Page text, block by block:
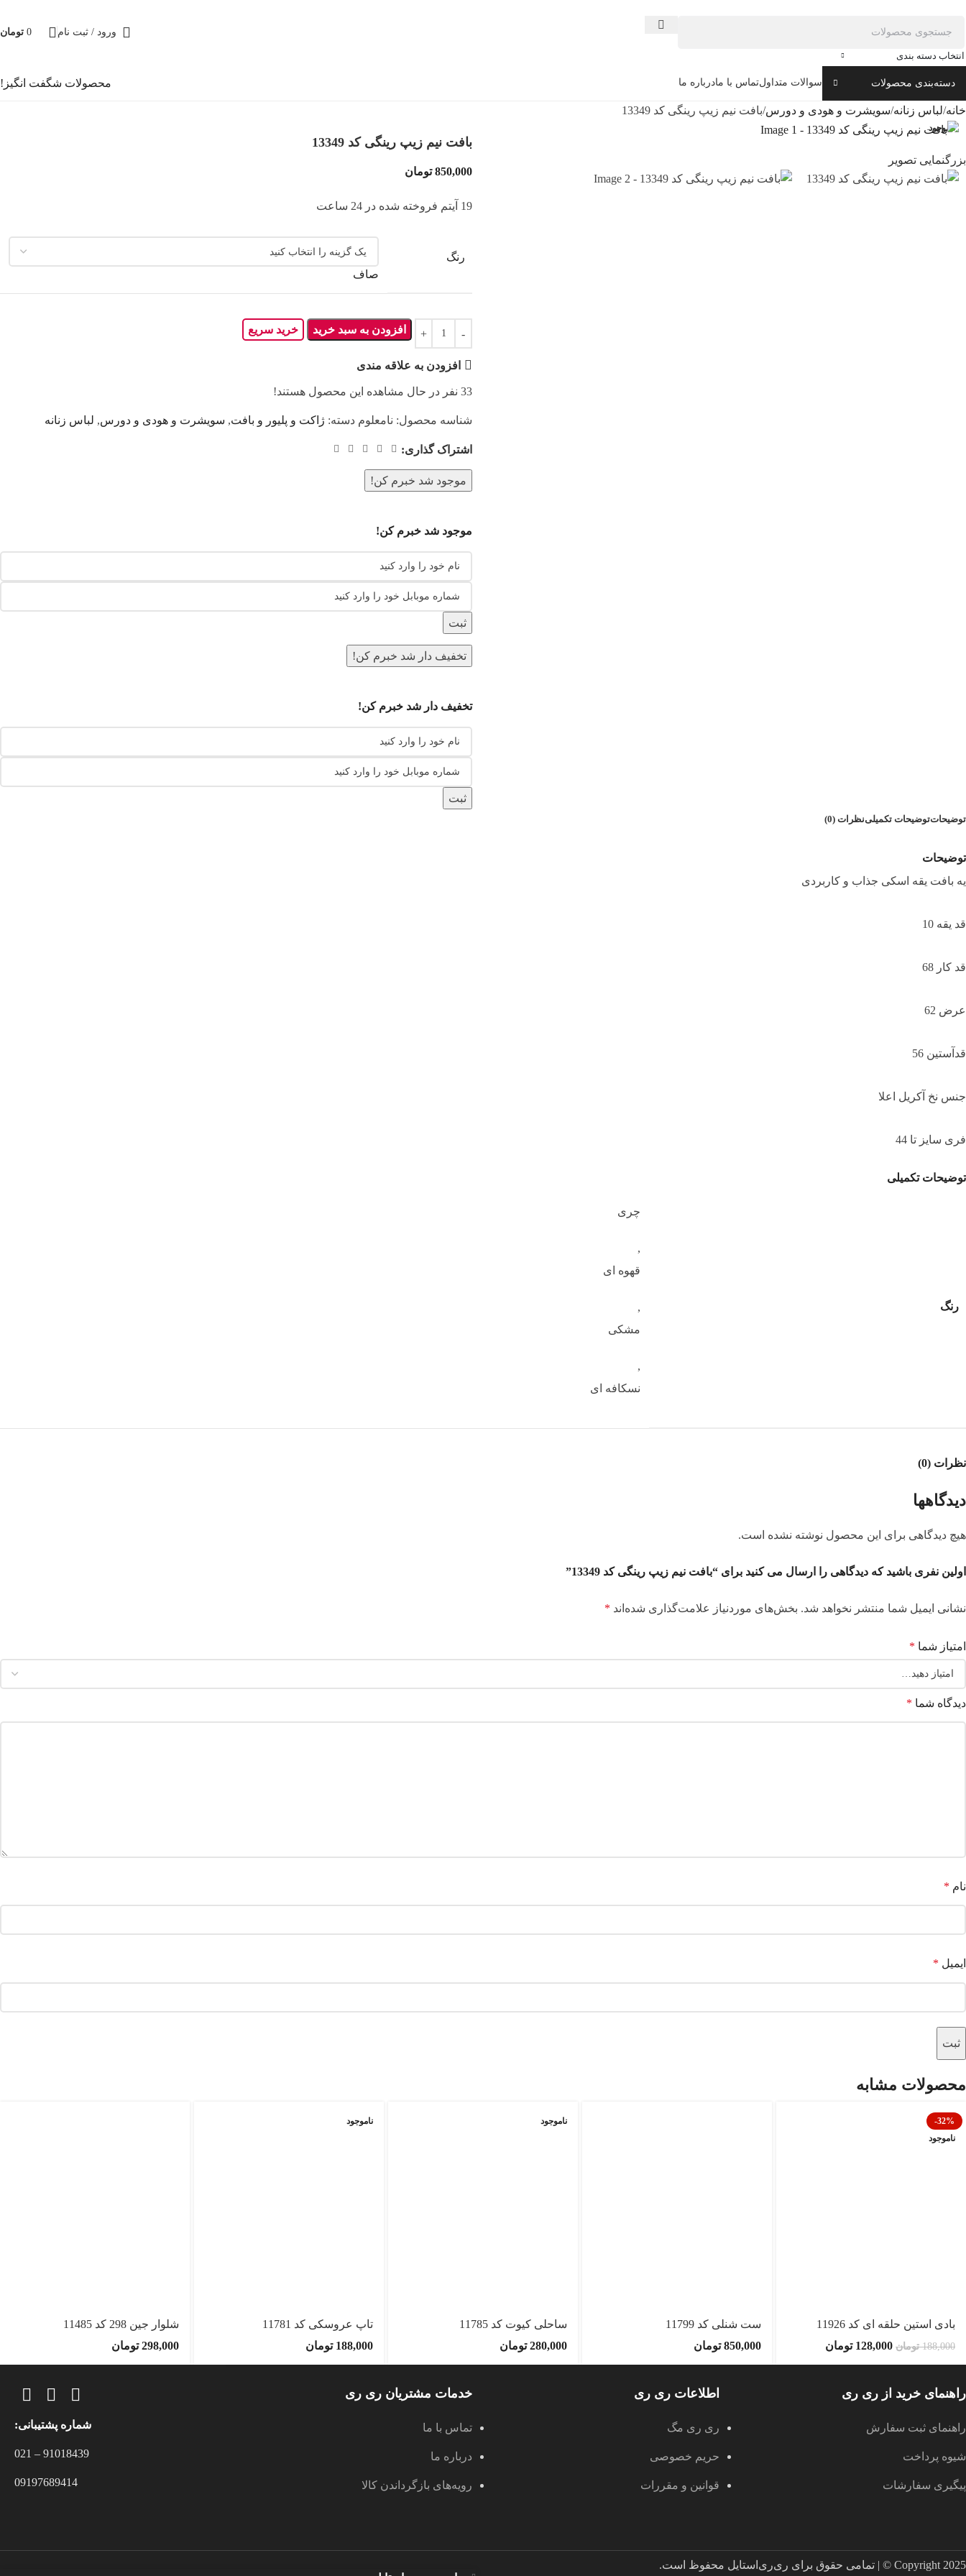
انتخاب دسته بندی
ورود / ثبت نام 0 تومان
دسته‌بندی محصولات سوالات متداولتماس با مادرباره ما محصولات شگفت انگیز!
خانه لباس زنانه سویشرت و هودی و دورس بافت نیم زیپ رینگی کد 13349
ناموجود
بزرگنمایی تصویر
بافت نیم زیپ رینگی کد 13349
850,000 تومان
19 آیتم فروخته شده در 24 ساعت
رنگ
صاف
افزودن به سبد خرید خرید سریع
افزودن به علاقه مندی
33 نفر در حال مشاهده این محصول هستند!
شناسه محصول: نامعلوم دسته: ژاکت و پلیور و بافت, سویشرت و هودی و دورس, لباس زنانه
اشتراک گذاری:
موجود شد خبرم کن!
موجود شد خبرم کن!
ثبت
تخفیف دار شد خبرم کن!
تخفیف دار شد خبرم کن!
ثبت
توضیحاتتوضیحات تکمیلینظرات (0)
توضیحات
یه بافت یقه اسکی جذاب و کاربردی
قد یقه 10
قد کار 68
عرض 62
قدآستین 56
جنس نخ آکریل اعلا
فری سایز تا 44
توضیحات تکمیلی
رنگ
چری
,
قهوه ای
,
مشکی
,
نسکافه ای
نظرات (0)
دیدگاهها
هیچ دیدگاهی برای این محصول نوشته نشده است.
اولین نفری باشید که دیدگاهی را ارسال می کنید برای “بافت نیم زیپ رینگی کد 13349”
نشانی ایمیل شما منتشر نخواهد شد. بخش‌های موردنیاز علامت‌گذاری شده‌اند *
امتیاز شما *
دیدگاه شما *
نام *
ایمیل *
محصولات مشابه
-32%
ناموجود
بادی استین حلقه ای کد 11926
188,000 تومان 128,000 تومان
ست شنلی کد 11799
850,000 تومان
ناموجود
ساحلی کیوت کد 11785
280,000 تومان
ناموجود
تاپ عروسکی کد 11781
188,000 تومان
شلوار جین 298 کد 11485
298,000 تومان
راهنمای خرید از ری ری
راهنمای ثبت سفارش
شیوه پرداخت
پیگیری سفارشات
اطلاعات ری ری
ری ری مگ
حریم خصوصی
قوانین و مقررات
خدمات مشتریان ری ری
تماس با ما
درباره ما
رویه‌های بازگرداندن کالا
شماره پشتیبانی:
91018439 – 021
09197689414
Copyright 2025 © | تمامی حقوق برای ری‌ری‌استایل محفوظ است.